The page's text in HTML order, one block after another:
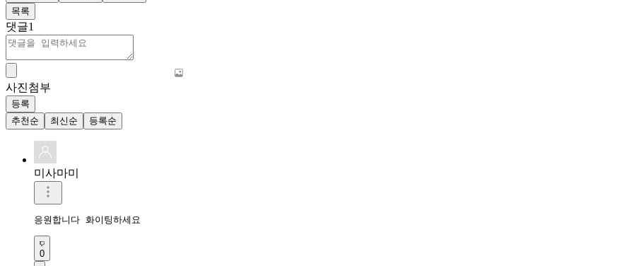
목록
댓글1
사진첨부
등록
추천순
최신순 등록순
미사마미
응원합니다 화이팅하세요
0